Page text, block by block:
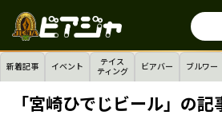
新着記事 イベント
テイス
ティング
ビアバー ブルワー
「宮崎ひでじビール」の記